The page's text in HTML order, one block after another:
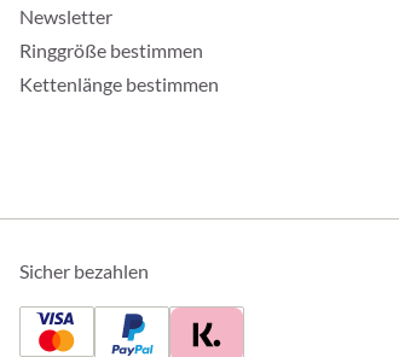
Newsletter
Ringgröße bestimmen
Kettenlänge bestimmen
Sicher bezahlen